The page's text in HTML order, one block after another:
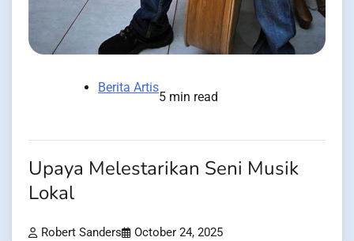
Berita Artis
5 min read
Upaya Melestarikan Seni Musik
Lokal
Robert Sanders October 24, 2025